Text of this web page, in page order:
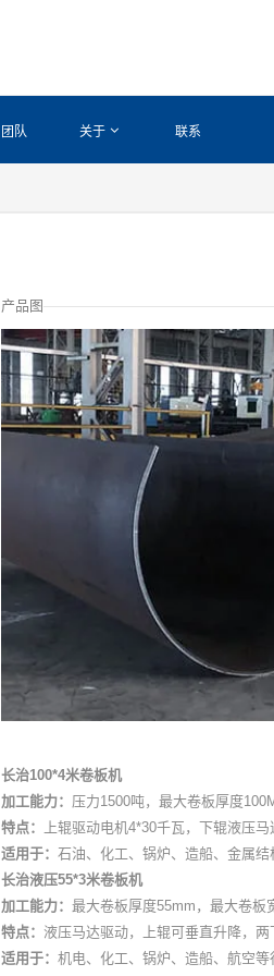
团队 关于 联系
产品图
长治100*4米卷板机
加工能力： 压力1500吨，最大卷板厚度
特点：
上辊驱动电机4*30千瓦，下辊液压马
适用于： 石油、化工、锅炉、造船、金属结
长治液压55*3米卷板机
加工能力： 最大卷板厚度55mm，最大卷板
特点： 液压马达驱动，上辊可垂直升降，
适用于： 机电、化工、锅炉、造船、航空等